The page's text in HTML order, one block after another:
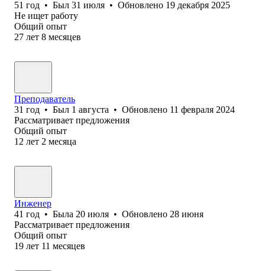
51 год • Был 31 июля • Обновлено 19 декабря 2025
Не ищет работу
Общий опыт
27 лет 8 месяцев
Преподаватель
31 год • Был 1 августа • Обновлено 11 февраля 2024
Рассматривает предложения
Общий опыт
12 лет 2 месяца
Инженер
41 год • Была 20 июля • Обновлено 28 июня
Рассматривает предложения
Общий опыт
19 лет 11 месяцев